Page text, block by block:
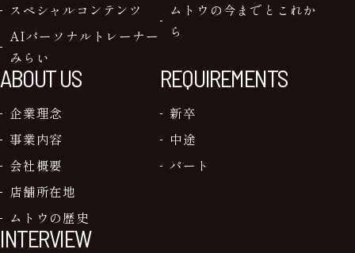
スペシャルコンテンツ
AIパーソナルトレーナー
みらい
ムトウの今までとこれか
ら
ABOUT US
企業理念
事業内容
会社概要
店舗所在地
ムトウの歴史
REQUIREMENTS
新卒
中途
パート
INTERVIEW